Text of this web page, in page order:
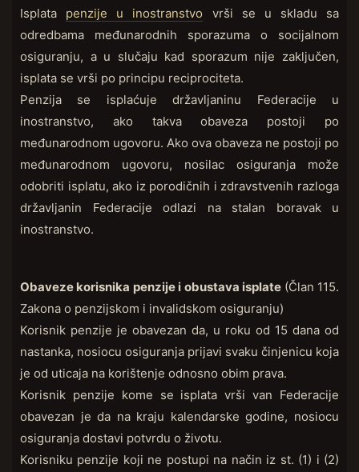
Isplata penzije u inostranstvo vrši se u skladu sa
odredbama međunarodnih sporazuma o socijalnom
osiguranju, a u slučaju kad sporazum nije zaključen,
isplata se vrši po principu reciprociteta.
Penzija se isplaćuje državljaninu Federacije u
inostranstvo, ako takva obaveza postoji po
međunarodnom ugovoru. Ako ova obaveza ne postoji po
međunarodnom ugovoru, nosilac osiguranja može
odobriti isplatu, ako iz porodičnih i zdravstvenih razloga
državljanin Federacije odlazi na stalan boravak u
inostranstvo.
Obaveze korisnika penzije i obustava isplate (Član 115.
Zakona o penzijskom i invalidskom osiguranju)
Korisnik penzije je obavezan da, u roku od 15 dana od
nastanka, nosiocu osiguranja prijavi svaku činjenicu koja
je od uticaja na korištenje odnosno obim prava.
Korisnik penzije kome se isplata vrši van Federacije
obavezan je da na kraju kalendarske godine, nosiocu
osiguranja dostavi potvrdu o životu.
Korisniku penzije koji ne postupi na način iz st. (1) i (2)